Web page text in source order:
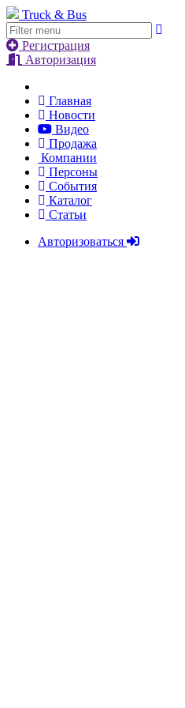
Truck & Bus
Регистрация
Авторизация
Главная
Новости
Видео
Продажа
Компании
Персоны
События
Каталог
Статьи
Авторизоваться